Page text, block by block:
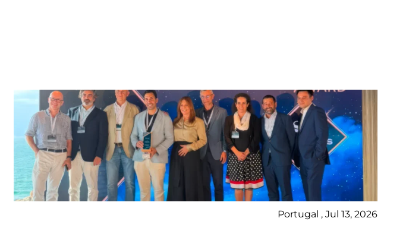
Portugal , Jul 13, 2026